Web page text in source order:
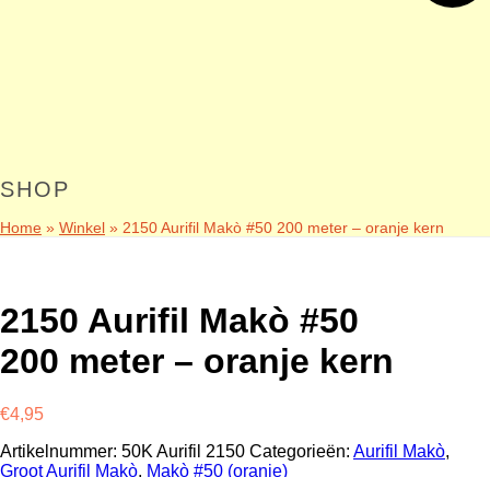
SHOP
Home » Winkel » 2150 Aurifil Makò #50 200 meter – oranje kern
2150 Aurifil Makò #50
200 meter – oranje kern
€4,95
Artikelnummer: 50K Aurifil 2150 Categorieën: Aurifil Makò,
Groot Aurifil Makò, Makò #50 (oranje)